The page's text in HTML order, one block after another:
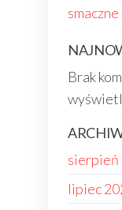
Brak
sierpień
lipiec